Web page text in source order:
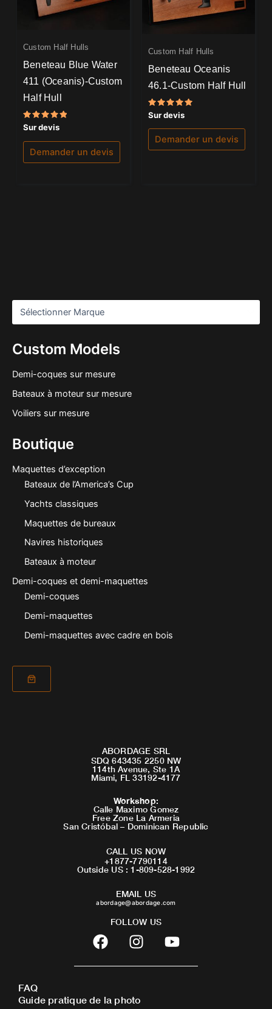
Custom Models
Demi-coques sur mesure
Bateaux à moteur sur mesure
Voiliers sur mesure
Boutique
Maquettes d’exception
Bateaux de l’America’s Cup
Yachts classiques
Maquettes de bureaux
Navires historiques
Bateaux à moteur
Demi-coques et demi-maquettes
Demi-coques
Demi-maquettes
Demi-maquettes avec cadre en bois
Custom Half Hulls
Beneteau Blue Water
411 (Oceanis)-Custom
Half Hull
Note
5.00
sur 5
Sur devis
Demander un devis
Custom Half Hulls
Beneteau Oceanis
46.1-Custom Half Hull
Note
5.00
sur 5
Sur devis
Demander un devis
ABORDAGE SRL
SDQ 643435 2250 NW
114th Avenue, Ste 1A
Miami, FL 33192-4177
Workshop:
Calle Maximo Gomez
Free Zone La Armeria
San Cristóbal – Dominican Republic
CALL US NOW
+1877-7790114
Outside US : 1-809-528-1992
EMAIL US
abordage@abordage.com
FOLLOW US
F
a
c
b
I
n
s
a
Y
o
u
FAQ
Guide pratique de la photo